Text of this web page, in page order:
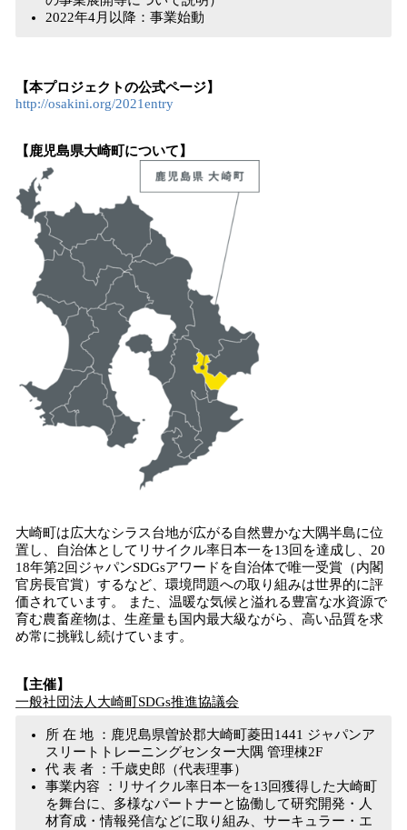
2022年4月以降：事業始動
【本プロジェクトの公式ページ】
http://osakini.org/2021entry
【鹿児島県大崎町について】
大崎町は広大なシラス台地が広がる自然豊かな大隅半島に位
置し、自治体としてリサイクル率日本一を13回を達成し、20
18年第2回ジャパンSDGsアワードを自治体で唯一受賞（内閣
官房長官賞）するなど、環境問題への取り組みは世界的に評
価されています。 また、温暖な気候と溢れる豊富な水資源で
育む農畜産物は、生産量も国内最大級ながら、高い品質を求
め常に挑戦し続けています。
【主催】
一般社団法人大崎町SDGs推進協議会
所 在 地 ：鹿児島県曽於郡大崎町菱田1441 ジャパンア
スリートトレーニングセンター大隅 管理棟2F
代 表 者 ：千歳史郎（代表理事）
事業内容 ：リサイクル率日本一を13回獲得した大崎町
を舞台に、多様なパートナーと協働して研究開発・人
材育成・情報発信などに取り組み、サーキュラー・エ